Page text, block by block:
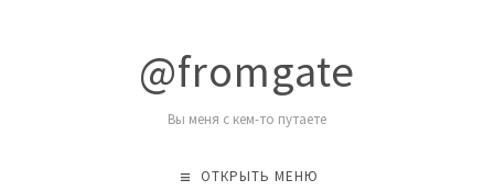
@fromgate
Вы меня с кем-то путаете
ОТКРЫТЬ МЕНЮ